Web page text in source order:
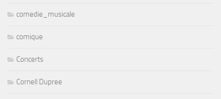
comedie_musicale
comique
Concerts
Cornell Dupree